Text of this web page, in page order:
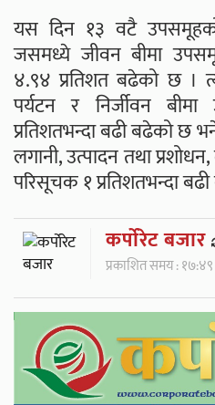
यस दिन १३ वटै
जसमध्ये जीवन बीमा
४.९४ प्रतिशत बढेको छ ।
पर्यटन र निर्जीवन
प्रतिशतभन्दा बढी बढेको छ
लगानी, उत्पादन तथा
परिसूचक १ प्रतिशतभन्दा
कर्पाेरेट बजार
प्रकाशित समय :